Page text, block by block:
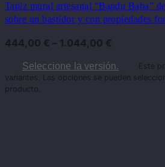
Tapiz mural artesanal “Bandu Baba”
sobre un bastidor y con propiedades
444,00 € – 1.044,00 €
Seleccione la versión.
Este
variantes. Las opciones se pueden
producto.